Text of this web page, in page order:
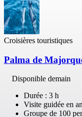
Croisières touristiques
Palma de
Disponible demain
Durée : 3 h
Visite guidée en
Groupe de 100